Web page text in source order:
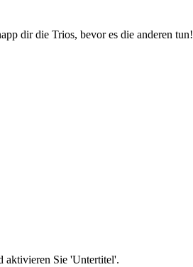
dir die Trios, bevor es die anderen tun!
aktivieren Sie 'Untertitel'.